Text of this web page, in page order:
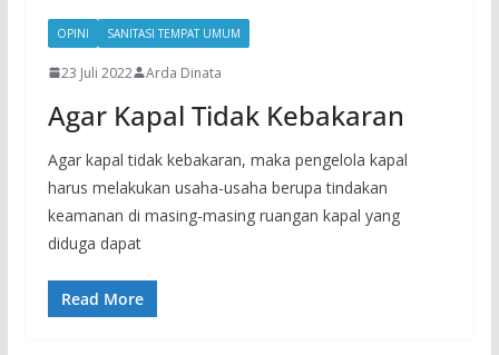
OPINI SANITASI TEMPAT UMUM
23 Juli 2022 Arda Dinata
Agar Kapal Tidak Kebakaran
Agar kapal tidak kebakaran, maka pengelola kapal
harus melakukan usaha-usaha berupa tindakan
keamanan di masing-masing ruangan kapal yang
diduga dapat
Read More